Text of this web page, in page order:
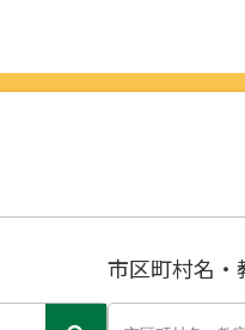
市区町村名・